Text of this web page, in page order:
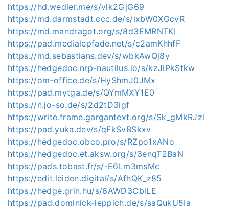
https://hd.wedler.me/s/vlk2GjG69
https://md.darmstadt.ccc.de/s/ixbW0XGcvR
https://md.mandragot.org/s/8d3EMRNTKI
https://pad.medialepfade.net/s/c2amKhhfF
https://md.sebastians.dev/s/wbkAwQj8y
https://hedgedoc.nrp-nautilus.io/s/kzJiPkStkw
https://om-office.de/s/HyShmJ0JMx
https://pad.mytga.de/s/QYmMXY1E0
https://n.jo-so.de/s/2d2tD3igf
https://write.frame.gargantext.org/s/Sk_gMkRJzl
https://pad.yuka.dev/s/qFkSvBSkxv
https://hedgedoc.obco.pro/s/RZpo1xANo
https://hedgedoc.et.aksw.org/s/3enqT2BaN
https://pads.tobast.fr/s/-E6Lm3msMc
https://edit.leiden.digital/s/AfhQK_z85
https://hedge.grin.hu/s/6AWD3CblLE
https://pad.dominick-leppich.de/s/saQukU5Ia